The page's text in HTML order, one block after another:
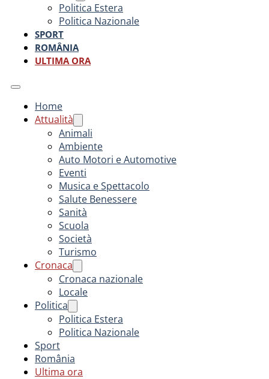
Politica Estera
Politica Nazionale
SPORT
ROMÂNIA
ULTIMA ORA
Home
Attualità
Animali
Ambiente
Auto Motori e Automotive
Eventi
Musica e Spettacolo
Salute Benessere
Sanità
Scuola
Società
Turismo
Cronaca
Cronaca nazionale
Locale
Politica
Politica Estera
Politica Nazionale
Sport
România
Ultima ora